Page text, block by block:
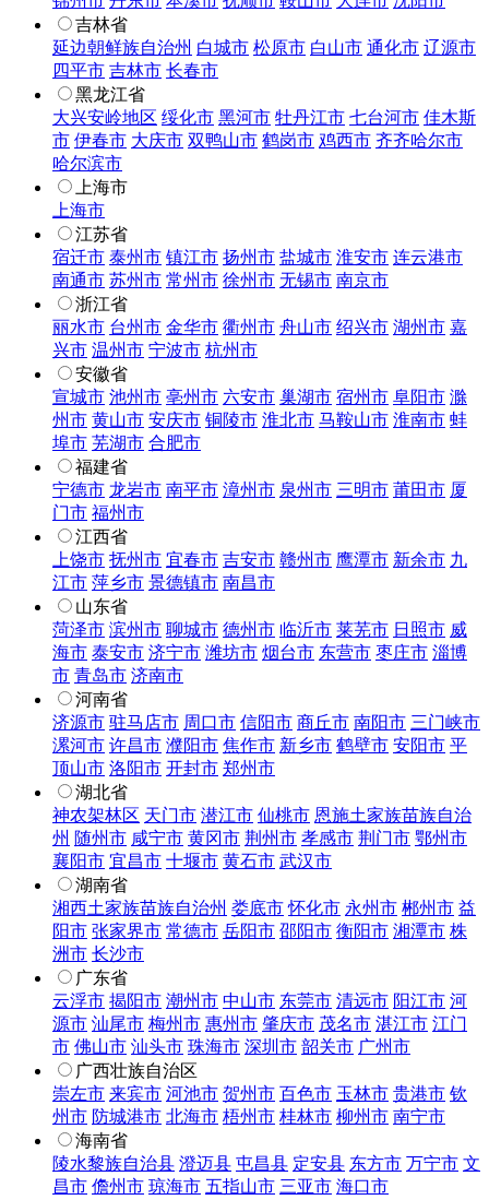
吉林省
延边朝鲜族自治州 白城市 松原市 白山市 通化市 辽源市
四平市 吉林市 长春市
黑龙江省
大兴安岭地区 绥化市 黑河市 牡丹江市 七台河市 佳木斯
市 伊春市 大庆市 双鸭山市 鹤岗市 鸡西市 齐齐哈尔市
哈尔滨市
上海市
上海市
江苏省
宿迁市 泰州市 镇江市 扬州市 盐城市 淮安市 连云港市
南通市 苏州市 常州市 徐州市 无锡市 南京市
浙江省
丽水市 台州市 金华市 衢州市 舟山市 绍兴市 湖州市 嘉
兴市 温州市 宁波市 杭州市
安徽省
宣城市 池州市 亳州市 六安市 巢湖市 宿州市 阜阳市 滁
州市 黄山市 安庆市 铜陵市 淮北市 马鞍山市 淮南市 蚌
埠市 芜湖市 合肥市
福建省
宁德市 龙岩市 南平市 漳州市 泉州市 三明市 莆田市 厦
门市 福州市
江西省
上饶市 抚州市 宜春市 吉安市 赣州市 鹰潭市 新余市 九
江市 萍乡市 景德镇市 南昌市
山东省
菏泽市 滨州市 聊城市 德州市 临沂市 莱芜市 日照市 威
海市 泰安市 济宁市 潍坊市 烟台市 东营市 枣庄市 淄博
市 青岛市 济南市
河南省
济源市 驻马店市 周口市 信阳市 商丘市 南阳市 三门峡市
漯河市 许昌市 濮阳市 焦作市 新乡市 鹤壁市 安阳市 平
顶山市 洛阳市 开封市 郑州市
湖北省
神农架林区 天门市 潜江市 仙桃市 恩施土家族苗族自治
州 随州市 咸宁市 黄冈市 荆州市 孝感市 荆门市 鄂州市
襄阳市 宜昌市 十堰市 黄石市 武汉市
湖南省
湘西土家族苗族自治州 娄底市 怀化市 永州市 郴州市 益
阳市 张家界市 常德市 岳阳市 邵阳市 衡阳市 湘潭市 株
洲市 长沙市
广东省
云浮市 揭阳市 潮州市 中山市 东莞市 清远市 阳江市 河
源市 汕尾市 梅州市 惠州市 肇庆市 茂名市 湛江市 江门
市 佛山市 汕头市 珠海市 深圳市 韶关市 广州市
广西壮族自治区
崇左市 来宾市 河池市 贺州市 百色市 玉林市 贵港市 钦
州市 防城港市 北海市 梧州市 桂林市 柳州市 南宁市
海南省
陵水黎族自治县 澄迈县 屯昌县 定安县 东方市 万宁市 文
昌市 儋州市 琼海市 五指山市 三亚市 海口市